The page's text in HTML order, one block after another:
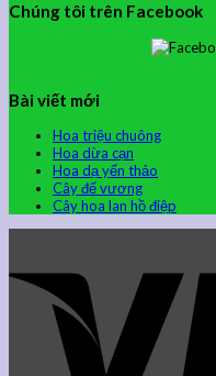
Chúng tôi trên Facebook
Bài viết mới
Hoa triệu chuông
Hoa dừa cạn
Hoa dạ yến thảo
Cây đế vương
Cây hoa lan hồ điệp